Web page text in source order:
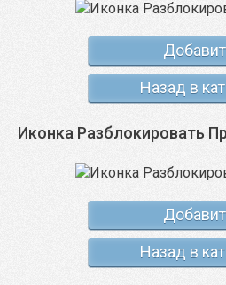
Назад в
Иконка Разблокировать
Назад в